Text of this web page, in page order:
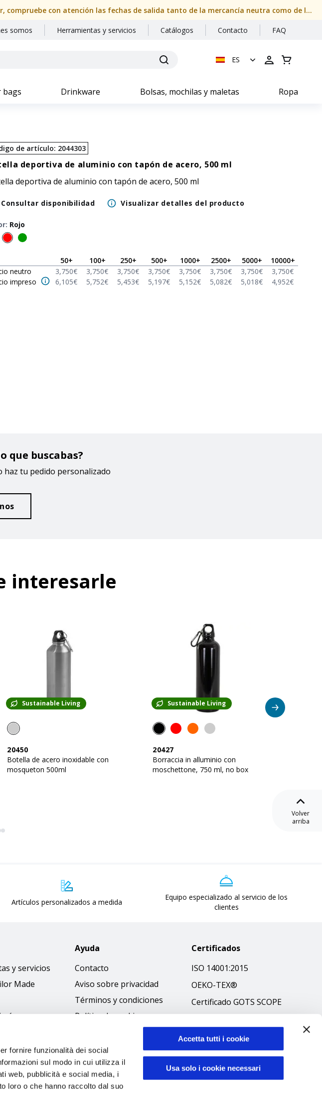
fornire funzionalità dei social
sul modo in cui utilizza il
web, pubblicità e social media, i
loro o che hanno raccolto dal suo
Accetta tutti i cookie
Usa solo i cookie necessari
Nuestras oficinas permanecerán cerradas del 08/08/2026 al 24/08/2026 (ambos inclusive). Por favor, compruebe con atención las fechas de salida tanto de la mercancía neutra como de la personalizada
somos Herramientas y servicios Catálogos Contacto FAQ
ES
bags Drinkware Bolsas, mochilas y maletas Ropa
de artículo: 2044303
deportiva de aluminio con tapón de acero, 500 ml
deportiva de aluminio con tapón de acero, 500 ml
Consultar disponibilidad Visualizar detalles del producto
: Rojo
50+ 100+ 250+ 500+ 1000+ 2500+ 5000+ 10000+
neutro
3,750€ 3,750€ 3,750€ 3,750€ 3,750€ 3,750€ 3,750€ 3,750€
impreso
6,105€ 5,752€ 5,453€ 5,197€ 5,152€ 5,082€ 5,018€ 4,952€
que buscabas?
haz tu pedido personalizado
interesarle
Sustainable Living
20450
Botella de acero inoxidable con
mosqueton 500ml
Sustainable Living
20427
Borraccia in alluminio con
moschettone, 750 ml, no box
Volver
arriba
Artículos personalizados a medida
Equipo especializado al servicio de los
clientes
y servicios
Made
Ayuda
Contacto
Aviso sobre privacidad
Términos y condiciones
Política de cookies
Código ético
Certificados
ISO 14001:2015
OEKO-TEX®
Certificado GOTS SCOPE
Política medioambiental
Seguridad de los
productos